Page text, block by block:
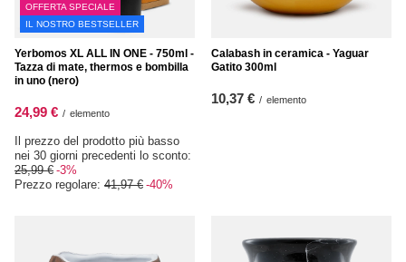
OFFERTA SPECIALE
IL NOSTRO BESTSELLER
Yerbomos XL ALL IN ONE - 750ml -
Tazza di mate, thermos e bombilla
in uno (nero)
24,99 € / elemento
Il prezzo del prodotto più basso
nei 30 giorni precedenti lo sconto:
25,99 € -3%
Prezzo regolare: 41,97 € -40%
Calabash in ceramica - Yaguar
Gatito 300ml
10,37 € / elemento